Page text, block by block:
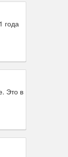
года
Это в